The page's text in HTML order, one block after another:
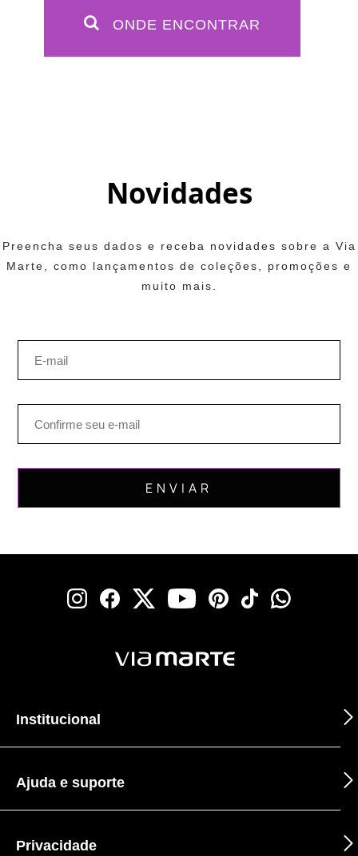
ONDE ENCONTRAR
Novidades
Preencha seus dados e receba novidades sobre a Via
Marte, como lançamentos de coleções, promoções e
muito mais.
Institucional
Ajuda e suporte
Privacidade